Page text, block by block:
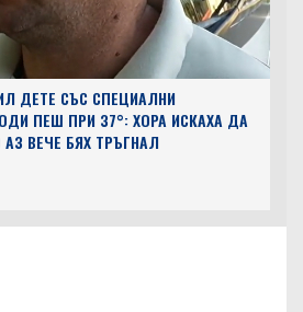
ДЕТЕ СЪС СПЕЦИАЛНИ
ПЕШ ПРИ 37°: ХОРА ИСКАХА ДА
ВЕЧЕ БЯХ ТРЪГНАЛ